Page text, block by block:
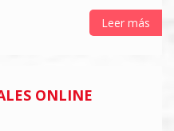
Leer más
ONLINE